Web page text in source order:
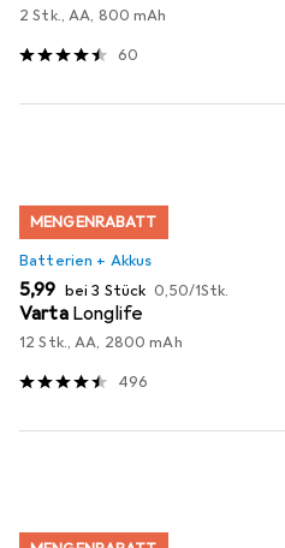
2 Stk., AA, 800 mAh
60
MENGENRABATT
Batterien + Akkus
EUR
5,99 bei 3 Stück EUR
0,50/1Stk.
Varta Longlife
12 Stk., AA, 2800 mAh
496